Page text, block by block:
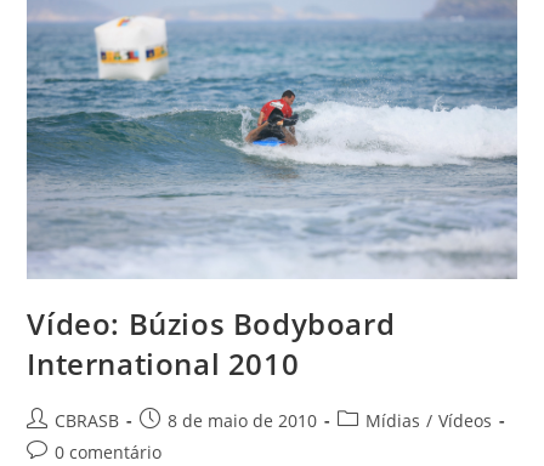
Vídeo: Búzios Bodyboard
International 2010
Autor
do
CBRASB
Post
publicado:
8 de maio de 2010
Categoria
Mídias / Vídeos
Comentários
0 comentário